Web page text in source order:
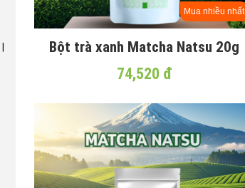
Mua nhiều nhất
Bột trà xanh Matcha Natsu 20g
74,520 đ